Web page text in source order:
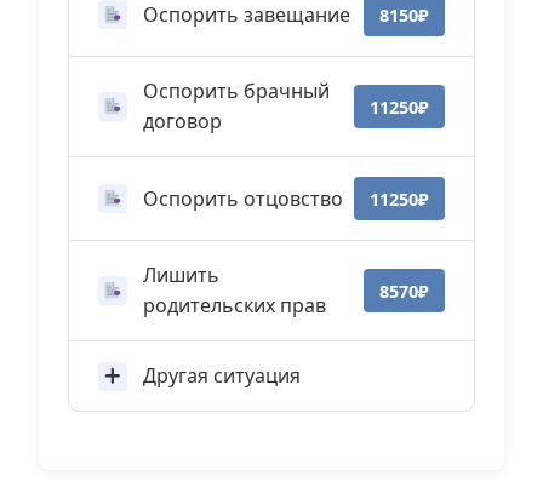
Оспорить завещание 8150₽
Оспорить брачный
договор
11250₽
Оспорить отцовство 11250₽
Лишить
родительских прав
8570₽
Другая ситуация